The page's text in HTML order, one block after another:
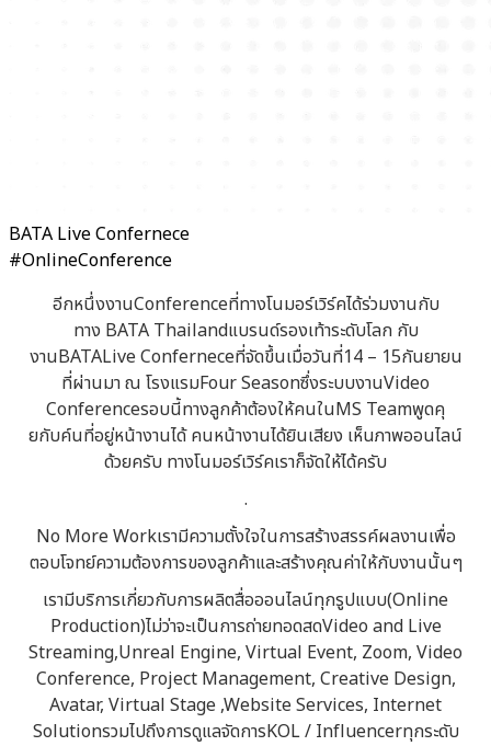
BATA Live Confernece
#OnlineConference
อีกหนึ่งงานConferenceที่ทางโนมอร์เวิร์คได้ร่วมงานกับ
ทาง BATA Thailandแบรนด์รองเท้าระดับโลก กับ
งานBATALive Conferneceที่จัดขึ้นเมื่อวันที่14 – 15กันยายน
ที่ผ่านมา ณ โรงแรมFour Seasonซึ่งระบบงานVideo
Conferenceรอบนี้ทางลูกค้าต้องให้คนในMS Teamพูดคุ
ยกับค์นที่อยู่หน้างานได้ คนหน้างานได้ยินเสียง เห็นภาพออนไลน์
ด้วยครับ ทางโนมอร์เวิร์คเราก็จัดให้ได้ครับ
.
No More Workเรามีความตั้งใจในการสร้างสรรค์ผลงานเพื่อ
ตอบโจทย์ความต้องการของลูกค้าและสร้างคุณค่าให้กับงานนั้นๆ
เรามีบริการเกี่ยวกับการผลิตสื่อออนไลน์ทุกรูปแบบ(Online
Production)ไม่ว่าจะเป็นการถ่ายทอดสดVideo and Live
Streaming,Unreal Engine, Virtual Event, Zoom, Video
Conference, Project Management, Creative Design,
Avatar, Virtual Stage ,Website Services, Internet
SolutionรวมไปถึงการดูแลจัดการKOL / Influencerทุกระดับ